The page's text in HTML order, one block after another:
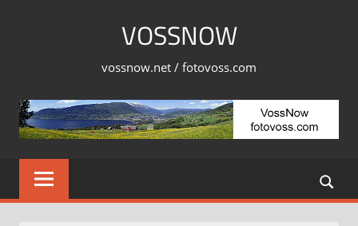
VOSSNOW
vossnow.net / fotovoss.com